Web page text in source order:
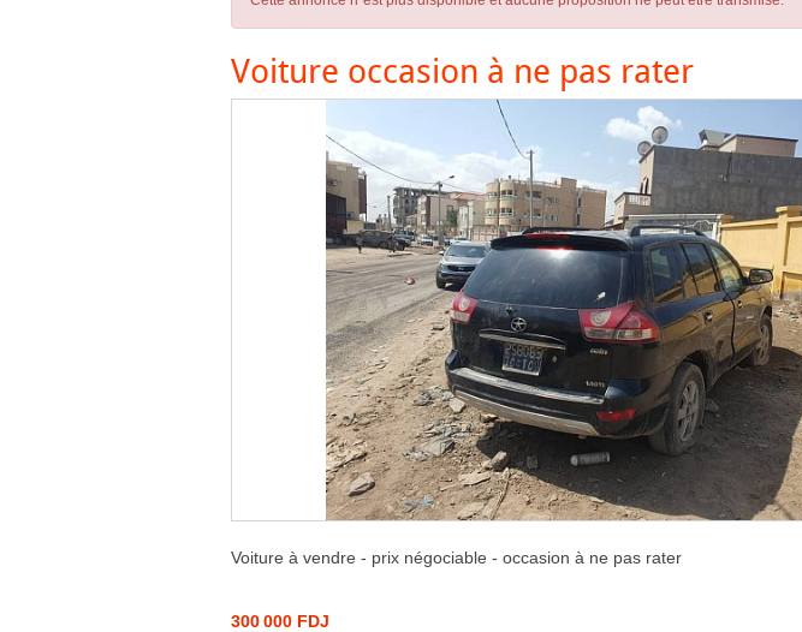
Voiture occasion à ne pas rater
Voiture à vendre - prix négociable - occasion à ne pas rater
300 000 FDJ